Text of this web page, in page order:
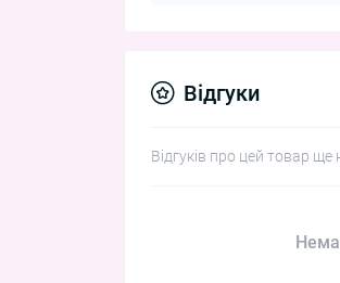
Відгуки
Відгуків про цей товар ще